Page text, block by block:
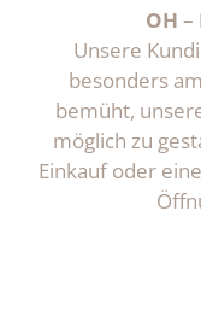
OH –
Unsere
besonders
bemüht,
möglich zu
Einkauf oder